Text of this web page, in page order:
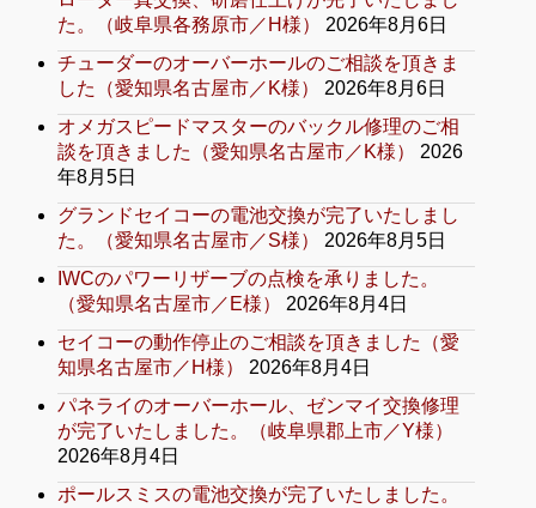
た。（岐阜県各務原市／H様）
2026年8月6日
チューダーのオーバーホールのご相談を頂きま
した（愛知県名古屋市／K様）
2026年8月6日
オメガスピードマスターのバックル修理のご相
談を頂きました（愛知県名古屋市／K様）
2026
年8月5日
グランドセイコーの電池交換が完了いたしまし
た。（愛知県名古屋市／S様）
2026年8月5日
IWCのパワーリザーブの点検を承りました。
（愛知県名古屋市／E様）
2026年8月4日
セイコーの動作停止のご相談を頂きました（愛
知県名古屋市／H様）
2026年8月4日
パネライのオーバーホール、ゼンマイ交換修理
が完了いたしました。（岐阜県郡上市／Y様）
2026年8月4日
ポールスミスの電池交換が完了いたしました。